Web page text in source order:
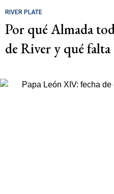
RIVER PLATE
Por qué Almada
de River y qué falta